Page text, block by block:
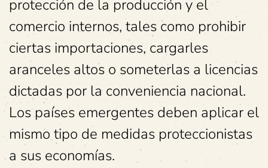
protección de la producción y el
comercio internos, tales como prohibir
ciertas importaciones, cargarles
aranceles altos o someterlas a licencias
dictadas por la conveniencia nacional.
Los países emergentes deben aplicar el
mismo tipo de medidas proteccionistas
a sus economías.